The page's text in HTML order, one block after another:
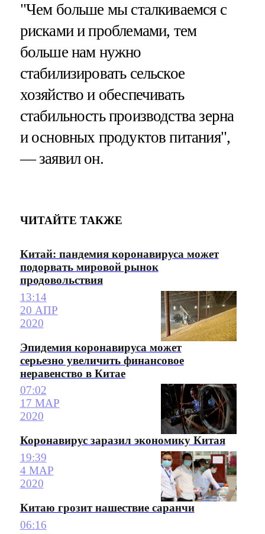
"Чем больше мы сталкиваемся с
рисками и проблемами, тем
больше нам нужно
стабилизировать сельское
хозяйство и обеспечивать
стабильность производства зерна
и основных продуктов питания",
— заявил он.
ЧИТАЙТЕ ТАКЖЕ
Китай: пандемия коронавируса может
подорвать мировой рынок
продовольствия
13:14
20 АПР
2020
Эпидемия коронавируса может
серьезно увеличить финансовое
неравенство в Китае
07:02
17 МАР
2020
Коронавирус заразил экономику Китая
19:39
4 МАР
2020
Китаю грозит нашествие саранчи
06:16